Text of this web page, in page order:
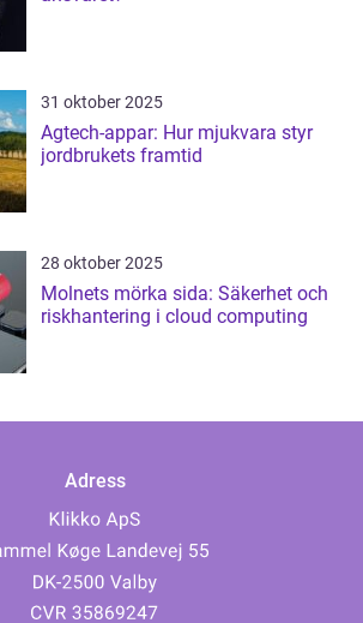
31 oktober 2025
Agtech-appar: Hur mjukvara styr
jordbrukets framtid
28 oktober 2025
Molnets mörka sida: Säkerhet och
riskhantering i cloud computing
Adress